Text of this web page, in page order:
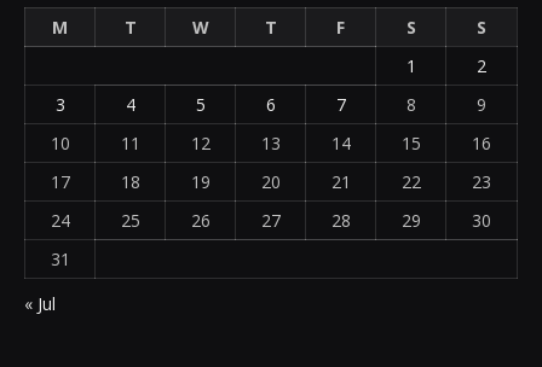
M
T W T F S
S
1
2
3
4 5 6 7 8
9
10
11 12 13 14 15
16
17
18 19 20 21 22
23
24
25 26 27 28 29
30
31
« Jul